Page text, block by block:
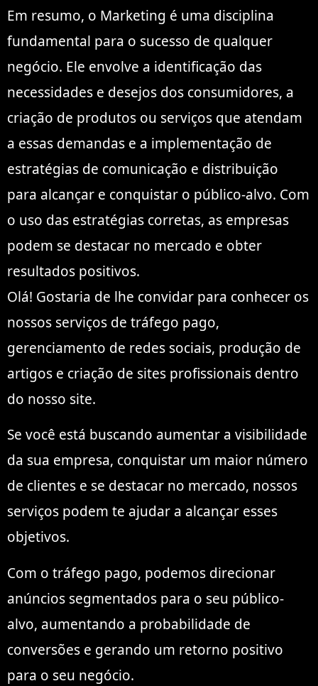
Em resumo, o Marketing é uma disciplina
fundamental para o sucesso de qualquer
negócio. Ele envolve a identificação das
necessidades e desejos dos consumidores, a
criação de produtos ou serviços que atendam
a essas demandas e a implementação de
estratégias de comunicação e distribuição
para alcançar e conquistar o público-alvo. Com
o uso das estratégias corretas, as empresas
podem se destacar no mercado e obter
resultados positivos.
Olá! Gostaria de lhe convidar para conhecer os
nossos serviços de tráfego pago,
gerenciamento de redes sociais, produção de
artigos e criação de sites profissionais dentro
do nosso site.
Se você está buscando aumentar a visibilidade
da sua empresa, conquistar um maior número
de clientes e se destacar no mercado, nossos
serviços podem te ajudar a alcançar esses
objetivos.
Com o tráfego pago, podemos direcionar
anúncios segmentados para o seu público-
alvo, aumentando a probabilidade de
conversões e gerando um retorno positivo
para o seu negócio.